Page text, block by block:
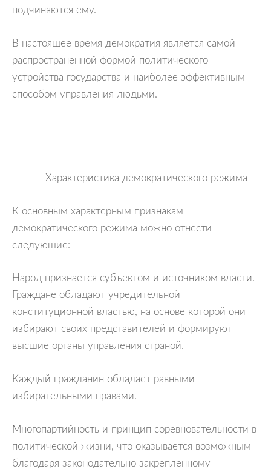
подчиняются ему.
В настоящее время демократия является самой
распространенной формой политического
устройства государства и наиболее эффективным
способом управления людьми.
Характеристика демократического режима
К основным характерным признакам
демократического режима можно отнести
следующие:
Народ признается субъектом и источником власти.
Граждане обладают учредительной
конституционной властью, на основе которой они
избирают своих представителей и формируют
высшие органы управления страной.
Каждый гражданин обладает равными
избирательными правами.
Многопартийность и принцип соревновательности в
политической жизни, что оказывается возможным
благодаря законодательно закрепленному